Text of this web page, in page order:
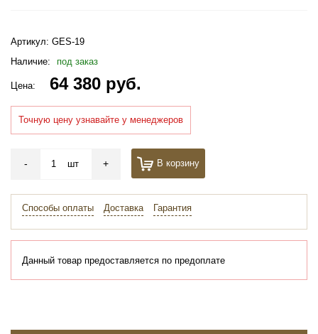
Артикул: GES-19
Наличие:
под заказ
Цена: 64 380 руб.
Точную цену узнавайте у менеджеров
- шт + В корзину
Способы оплаты Доставка Гарантия
Данный товар предоставляется по предоплате